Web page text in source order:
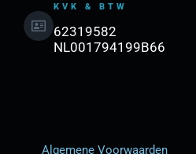
KVK & BTW
62319582
NL001794199B66
Algemene Voorwaarden